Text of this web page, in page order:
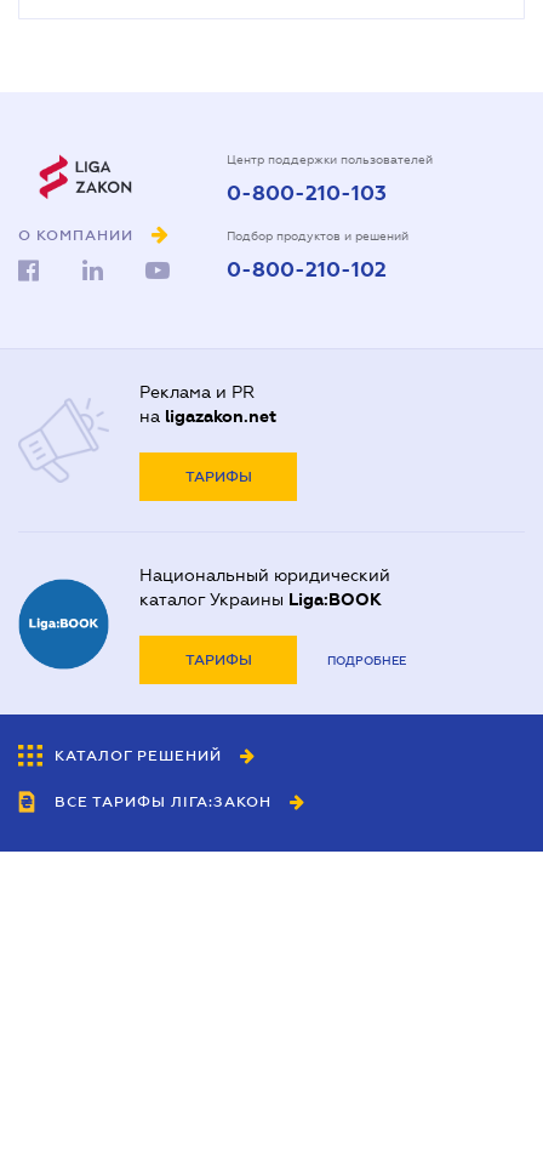
О КОМПАНИИ
Центр поддержки пользователей
0-800-210-103
Подбор продуктов и решений
0-800-210-102
Реклама и PR
на ligazakon.net
ТАРИФЫ
Национальный юридический
каталог Украины Liga:BOOK
ТАРИФЫ ПОДРОБНЕЕ
КАТАЛОГ РЕШЕНИЙ
ВСЕ ТАРИФЫ ЛІГА:ЗАКОН